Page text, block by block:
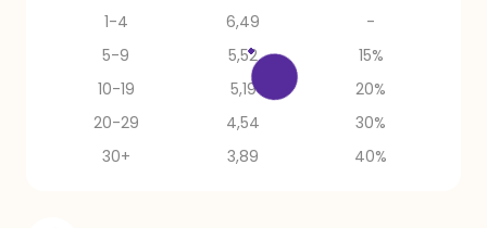
1-4
6,49
-
5-9
5,52
15%
10-19
5,19
20%
20-29
4,54
30%
30+
3,89 40%